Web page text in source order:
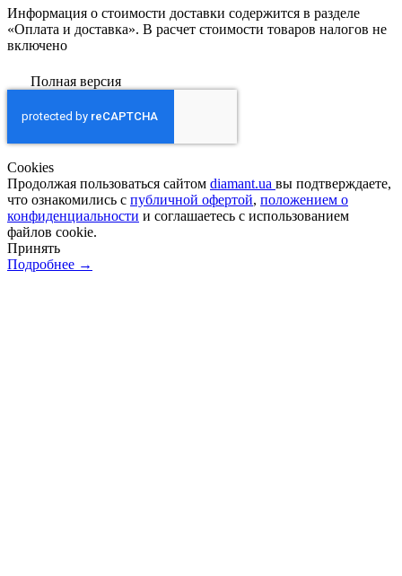
Информация о стоимости доставки содержится в разделе
«Оплата и доставка». В расчет стоимости товаров налогов не
включено
Полная версия
Сookies
Продолжая пользоваться сайтом diamant.ua вы подтверждаете,
что ознакомились с публичной офертой, положением о
конфиденциальности и соглашаетесь с использованием
файлов cookie.
Принять
Подробнее →